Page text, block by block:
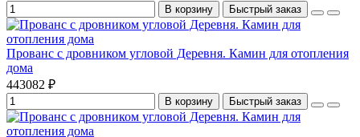
В корзину Быстрый заказ
Прованс с дровником угловой Деревня. Камин для отопления
дома
443082 ₽
В корзину Быстрый заказ